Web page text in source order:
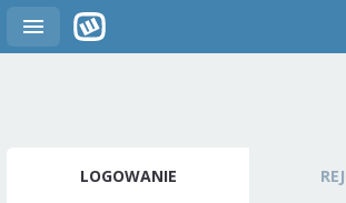
LOGOWANIE